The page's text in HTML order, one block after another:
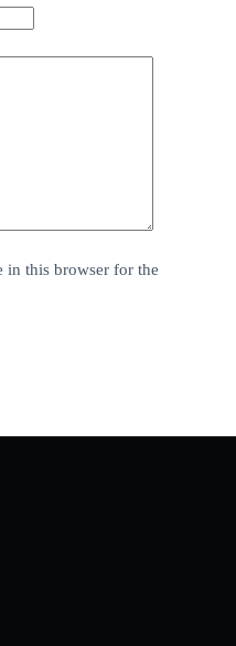
in this browser for the